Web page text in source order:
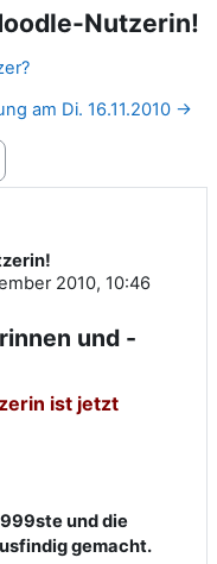
Nutzerin!
am Di. 16.11.2010 →
2010, 10:46
und -
ist jetzt
und die
gemacht.